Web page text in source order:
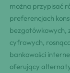
można przypisać
preferencjach
bezgotówkowych,
cyfrowych,
bankowości
oferujący